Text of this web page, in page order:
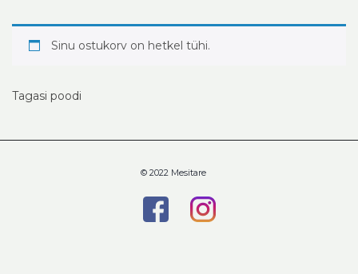
Sinu ostukorv on hetkel tühi.
Tagasi poodi
© 2022 Mesitare